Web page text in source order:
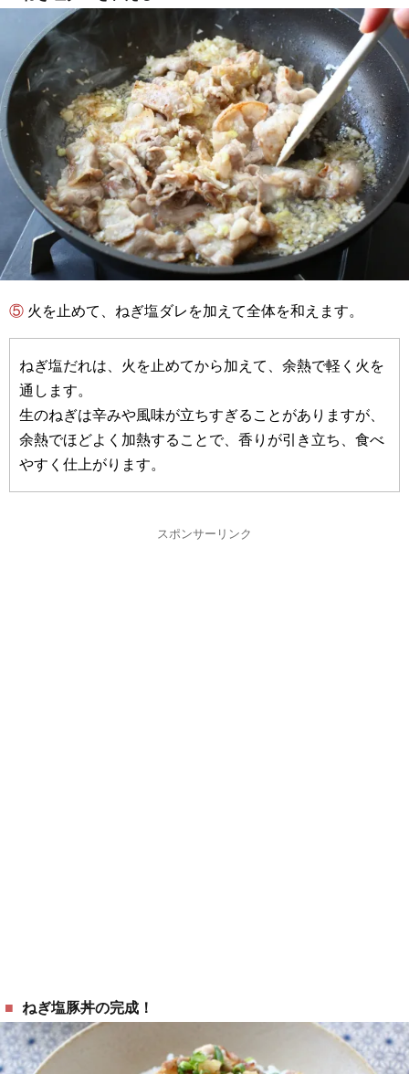
⑤ 火を止めて、ねぎ塩ダレを加えて全体を和えます。
ねぎ塩だれは、火を止めてから加えて、余熱で軽く火を
通します。
生のねぎは辛みや風味が立ちすぎることがありますが、
余熱でほどよく加熱することで、香りが引き立ち、食べ
やすく仕上がります。
スポンサーリンク
ねぎ塩豚丼の完成！